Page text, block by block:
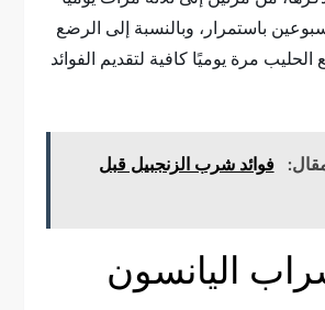
باستمرار، وبالنسبة إلى الرضع
مرة يوميًا كافية لتقديم الفوائد
فوائد شرب الزنجبيل قبل
اليانسون